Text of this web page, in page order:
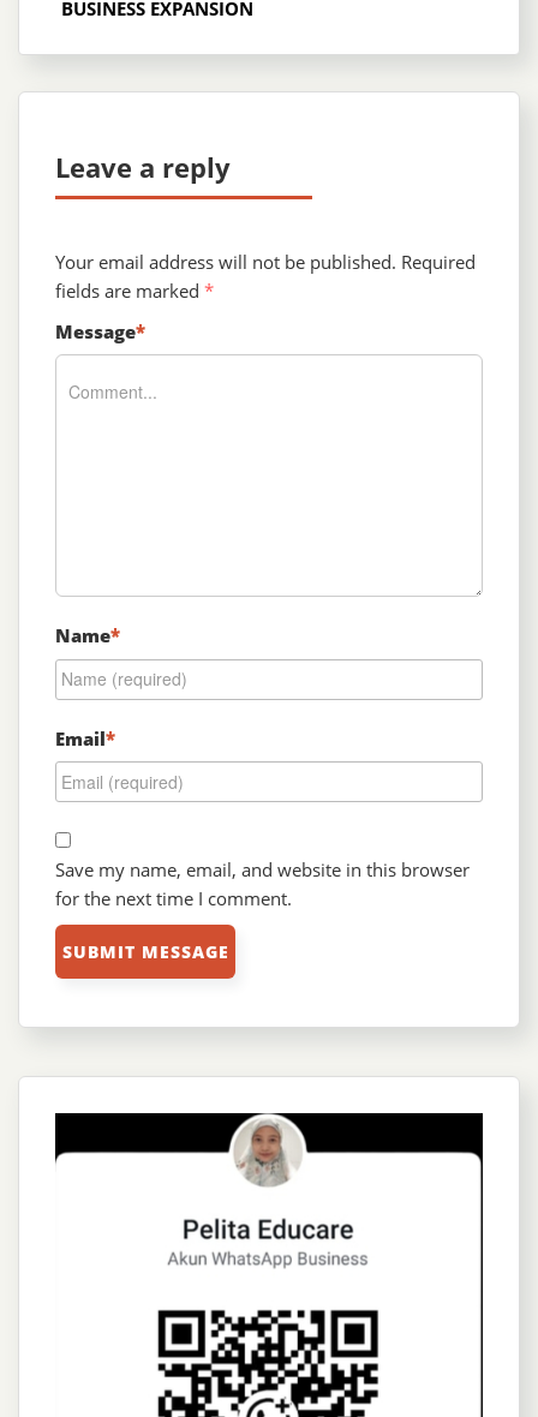
BUSINESS EXPANSION
Leave a reply
Your email address will not be published. Required
fields are marked *
Message*
Name*
Email*
Save my name, email, and website in this browser
for the next time I comment.